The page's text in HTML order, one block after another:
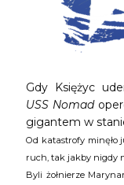
Gdy Księżyc
USS Nomad
gigantem w
Od katastrofy minęło
ruch, tak jakby nigdy
Byli żołnierze